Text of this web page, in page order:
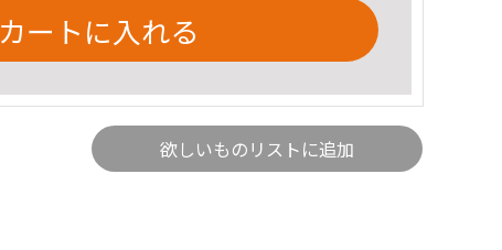
カートに入れる
欲しいものリストに追加